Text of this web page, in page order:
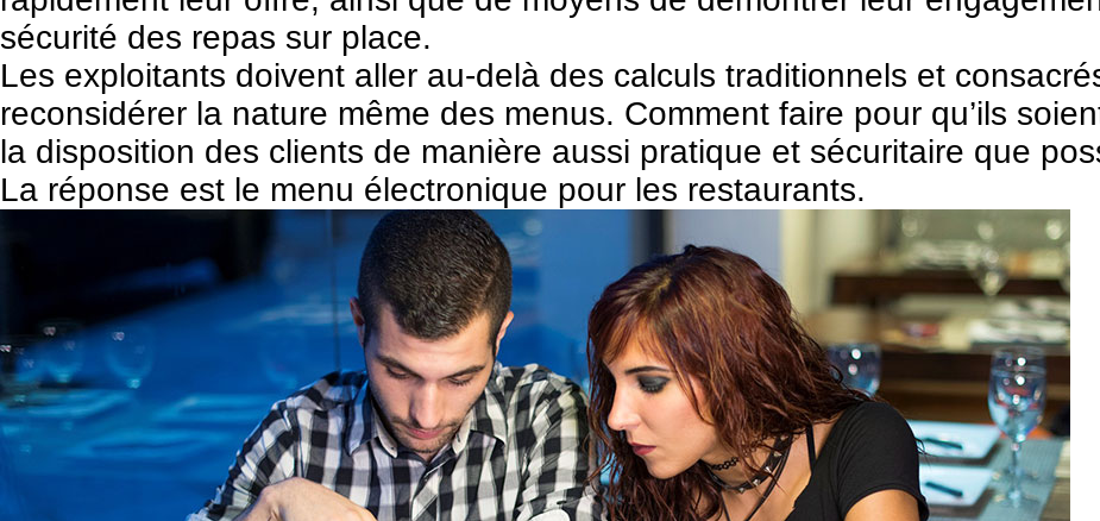
sécurité des repas sur place.
Les exploitants doivent aller au-delà des calculs traditionnels et
reconsidérer la nature même des menus. Comment faire pour qu’ils
la disposition des clients de manière aussi pratique et sécuritaire que
La réponse est le menu électronique pour les restaurants.